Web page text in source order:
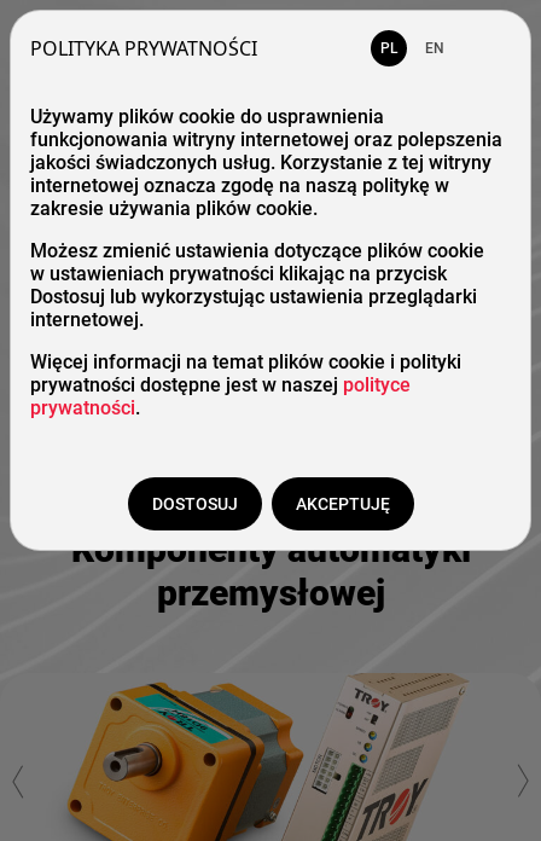
Komponenty automatyki
przemysłowej
POLITYKA PRYWATNOŚCI PL EN
Używamy plików cookie do usprawnienia
funkcjonowania witryny internetowej oraz polepszenia
jakości świadczonych usług. Korzystanie z tej witryny
internetowej oznacza zgodę na naszą politykę w
zakresie używania plików cookie.
Możesz zmienić ustawienia dotyczące plików cookie
w ustawieniach prywatności klikając na przycisk
Dostosuj lub wykorzystując ustawienia przeglądarki
internetowej.
Więcej informacji na temat plików cookie i polityki
prywatności dostępne jest w naszej polityce
prywatności.
DOSTOSUJ AKCEPTUJĘ